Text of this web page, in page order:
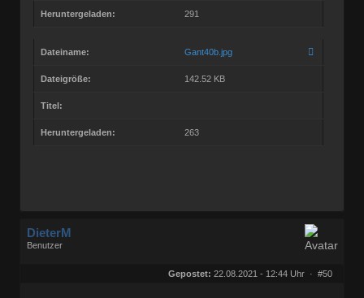
Heruntergeladen: 291
Dateiname: Gant40b.jpg
Dateigröße: 142.52 KB
Titel:
Heruntergeladen: 263
DieterM
Benutzer
Gepostet: 22.08.2021 - 12:44 Uhr · #50